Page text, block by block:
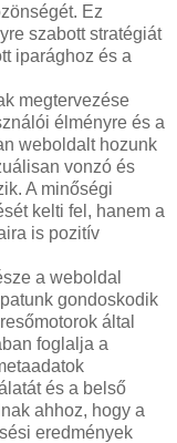
Ez
szabott stratégiát
iparághoz és a
megtervezése
élményre és a
weboldalt hozunk
vonzó és
A minőségi
kelti fel, hanem a
is pozitív
a weboldal
gondoskodik
által
foglalja a
és a belső
ahhoz, hogy a
eredmények